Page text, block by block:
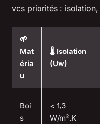
vos priorités :
🌱
Mat
éria
u
🌡️ Isolation
(Uw)
Boi
s
< 1,3
W/m².K